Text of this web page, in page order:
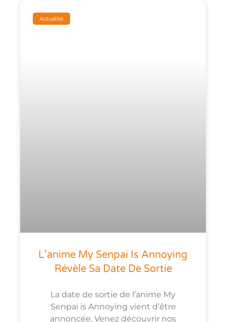
Actualité
L’anime My Senpai Is Annoying
Révèle Sa Date De Sortie
La date de sortie de l’anime My
Senpai is Annoying vient d’être
annoncée. Venez découvrir nos